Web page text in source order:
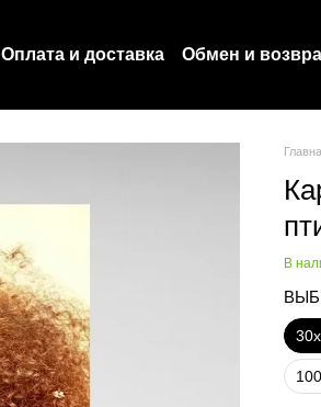
Оплата и доставка
Обмен и
В